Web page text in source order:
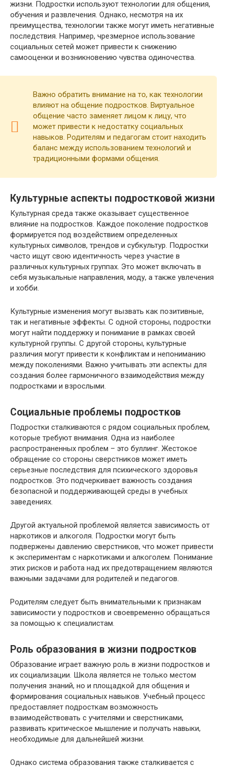
жизни. Подростки используют технологии для общения,
обучения и развлечения. Однако, несмотря на их
преимущества, технологии также могут иметь негативные
последствия. Например, чрезмерное использование
социальных сетей может привести к снижению
самооценки и возникновению чувства одиночества.
Важно обратить внимание на то, как технологии
влияют на общение подростков. Виртуальное
общение часто заменяет лицом к лицу, что
может привести к недостатку социальных
навыков. Родителям и педагогам стоит находить
баланс между использованием технологий и
традиционными формами общения.
Культурные аспекты подростковой жизни
Культурная среда также оказывает существенное
влияние на подростков. Каждое поколение подростков
формируется под воздействием определенных
культурных символов, трендов и субкультур. Подростки
часто ищут свою идентичность через участие в
различных культурных группах. Это может включать в
себя музыкальные направления, моду, а также увлечения
и хобби.
Культурные изменения могут вызвать как позитивные,
так и негативные эффекты. С одной стороны, подростки
могут найти поддержку и понимание в рамках своей
культурной группы. С другой стороны, культурные
различия могут привести к конфликтам и непониманию
между поколениями. Важно учитывать эти аспекты для
создания более гармоничного взаимодействия между
подростками и взрослыми.
Социальные проблемы подростков
Подростки сталкиваются с рядом социальных проблем,
которые требуют внимания. Одна из наиболее
распространенных проблем – это буллинг. Жестокое
обращение со стороны сверстников может иметь
серьезные последствия для психического здоровья
подростков. Это подчеркивает важность создания
безопасной и поддерживающей среды в учебных
заведениях.
Другой актуальной проблемой является зависимость от
наркотиков и алкоголя. Подростки могут быть
подвержены давлению сверстников, что может привести
к экспериментам с наркотиками и алкоголем. Понимание
этих рисков и работа над их предотвращением являются
важными задачами для родителей и педагогов.
Родителям следует быть внимательными к признакам
зависимости у подростков и своевременно обращаться
за помощью к специалистам.
Роль образования в жизни подростков
Образование играет важную роль в жизни подростков и
их социализации. Школа является не только местом
получения знаний, но и площадкой для общения и
формирования социальных навыков. Учебный процесс
предоставляет подросткам возможность
взаимодействовать с учителями и сверстниками,
развивать критическое мышление и получать навыки,
необходимые для дальнейшей жизни.
Однако система образования также сталкивается с